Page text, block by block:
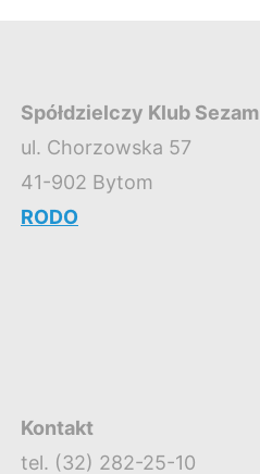
Spółdzielczy Klub Sezam
ul. Chorzowska 57
41-902 Bytom
RODO
Kontakt
tel. (32) 282-25-10